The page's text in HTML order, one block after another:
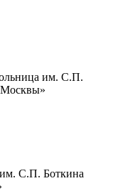
им. С.П.
Москвы»
им. С.П. Боткина